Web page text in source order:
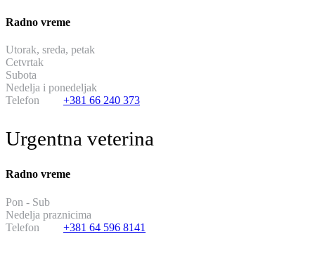
Radno vreme
Utorak, sreda, petak
Cetvrtak
Subota
Nedelja i ponedeljak
Telefon
+381 66 240 373
Urgentna veterina
Radno vreme
Pon - Sub
Nedelja praznicima
Telefon
+381 64 596 8141